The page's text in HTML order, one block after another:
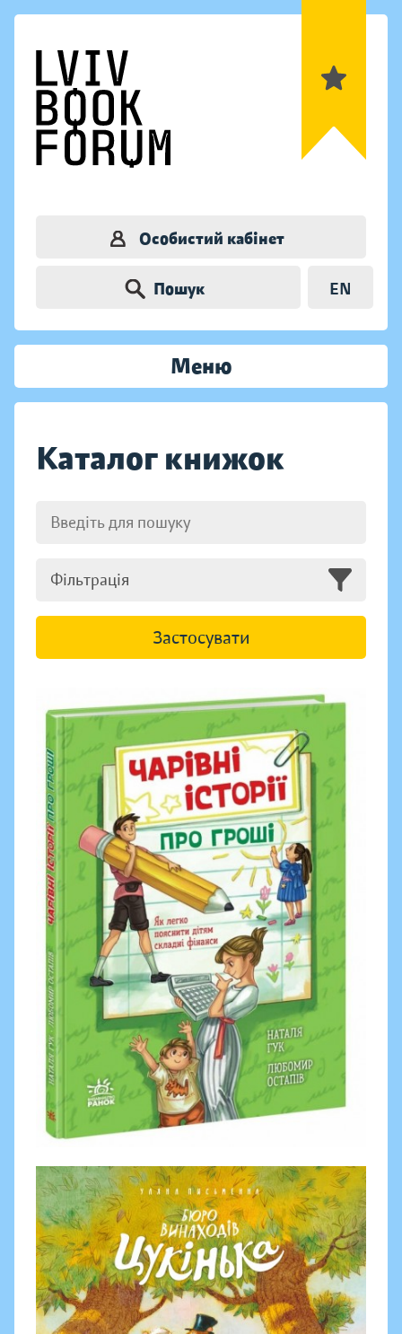
Особистий кабінет
Пошук EN
Меню
Каталог книжок
Фільтрація
Застосувати